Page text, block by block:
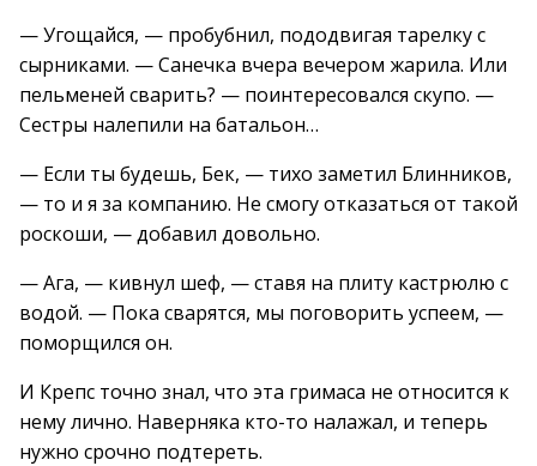
— Угощайся, — пробубнил, пододвигая тарелку с
сырниками. — Санечка вчера вечером жарила. Или
пельменей сварить? — поинтересовался скупо. —
Сестры налепили на батальон…
— Если ты будешь, Бек, — тихо заметил Блинников,
— то и я за компанию. Не смогу отказаться от такой
роскоши, — добавил довольно.
— Ага, — кивнул шеф, — ставя на плиту кастрюлю с
водой. — Пока сварятся, мы поговорить успеем, —
поморщился он.
И Крепс точно знал, что эта гримаса не относится к
нему лично. Наверняка кто-то налажал, и теперь
нужно срочно подтереть.